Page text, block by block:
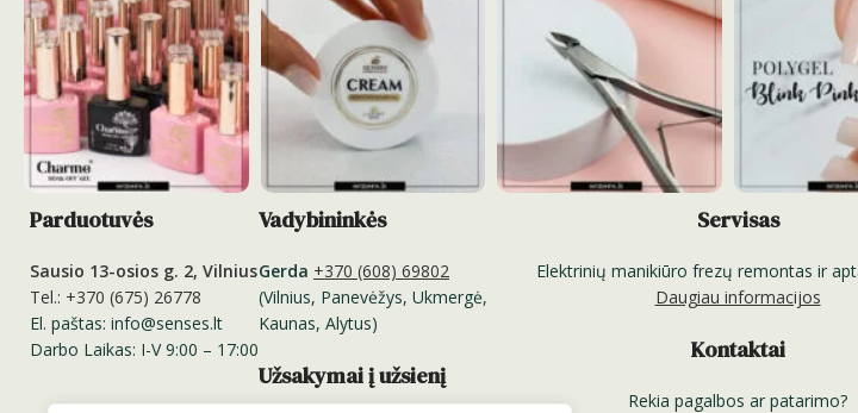
Parduotuvės
Sausio 13-osios g. 2, Vilnius
Tel.: +370 (675) 26778
El. paštas: info@senses.lt
Darbo Laikas: I-V 9:00 – 17:00
Vadybininkės
Gerda +370 (608) 69802
(Vilnius, Panevėžys, Ukmergė,
Kaunas, Alytus)
Užsakymai į užsienį
Servisas
Elektrinių manikiūro frezų remontas ir
Daugiau informacijos
Kontaktai
Rekia pagalbos ar patarimo?